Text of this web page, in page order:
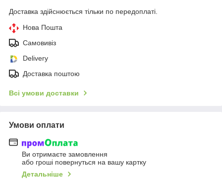
Доставка здійснюється тільки по передоплаті.
Нова Пошта
Самовивіз
Delivery
Доставка поштою
Всі умови доставки
Умови оплати
Ви отримаєте замовлення
або гроші повернуться на вашу картку
Детальніше